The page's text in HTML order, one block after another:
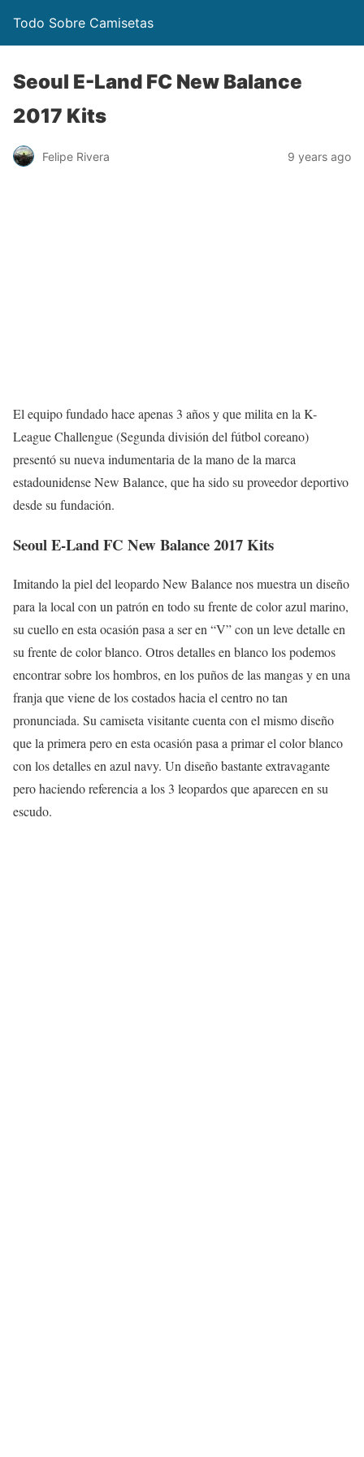
Todo Sobre Camisetas
Seoul E-Land FC New Balance
2017 Kits
Felipe Rivera 9 years ago
El equipo fundado hace apenas 3 años y que milita en la K-
League Challengue (Segunda división del fútbol coreano)
presentó su nueva indumentaria de la mano de la marca
estadounidense New Balance, que ha sido su proveedor deportivo
desde su fundación.
Seoul E-Land FC New Balance 2017 Kits
Imitando la piel del leopardo New Balance nos muestra un diseño
para la local con un patrón en todo su frente de color azul marino,
su cuello en esta ocasión pasa a ser en “V” con un leve detalle en
su frente de color blanco. Otros detalles en blanco los podemos
encontrar sobre los hombros, en los puños de las mangas y en una
franja que viene de los costados hacia el centro no tan
pronunciada. Su camiseta visitante cuenta con el mismo diseño
que la primera pero en esta ocasión pasa a primar el color blanco
con los detalles en azul navy. Un diseño bastante extravagante
pero haciendo referencia a los 3 leopardos que aparecen en su
escudo.